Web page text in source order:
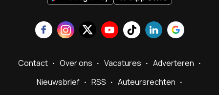
Contact Over ons Vacatures
Adverteren
Nieuwsbrief
RSS Auteursrechten